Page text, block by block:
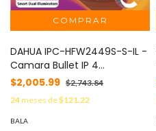
DAHUA IPC-HFW2449S-S-IL -
Camara Bullet IP 4
Megapixeles/ Iluminador
Dual Inteligente+Full Color/
WizSense/ Lente de 2.8mm/
95 Grados/ Microfono
$2,005.99 $2,743.84
24meses de$121.22
BALA